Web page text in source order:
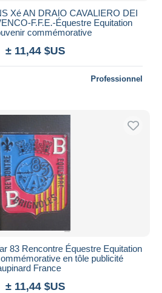
Xé AN DRAIO CAVALIERO DEI
F.F.E.-Équestre Equitation
commémorative
± 11,44 $US
Professionnel
83 Rencontre Équestre Equitation
en tôle publicité
France
± 11,44 $US